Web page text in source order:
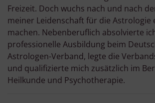
Freizeit. Doch wuchs nach und nach
meiner Leidenschaft für die Astrologie
machen. Nebenberuflich absolvierte
professionelle Ausbildung beim
Astrologen-Verband, legte die
und qualifizierte mich zusätzlich im
Heilkunde und Psychotherapie.